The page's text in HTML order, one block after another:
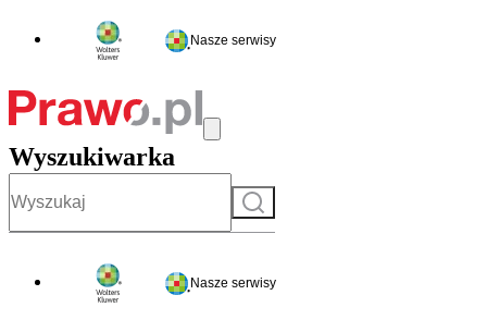
Nasze serwisy
Wyszukiwarka
Szukaj
Nasze serwisy